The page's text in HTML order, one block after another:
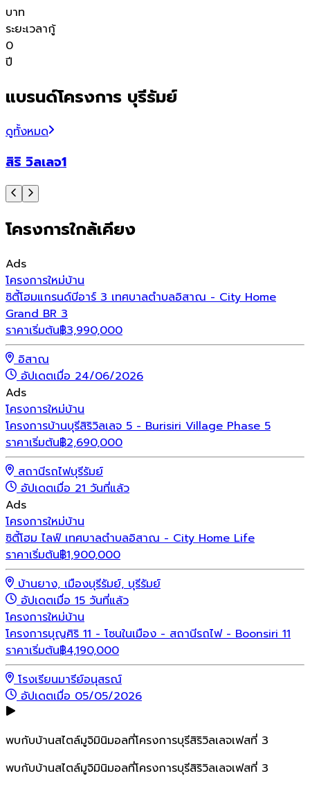
บาท
ระยะเวลากู้
0
ปี
แบรนด์โครงการ บุรีรัมย์
ดูทั้งหมด
สิริ วิลเลจ1
โครงการใกล้เคียง
Ads
โครงการใหม่บ้าน
ซิตี้โฮมแกรนด์บีอาร์ 3 เทศบาลตำบลอิสาณ - City Home
Grand BR 3
ราคาเริ่มต้น฿3,990,000
อิสาณ
อัปเดตเมื่อ 24/06/2026
Ads
โครงการใหม่บ้าน
โครงการบ้านบุรีสิริวิลเลจ 5 - Burisiri Village Phase 5
ราคาเริ่มต้น฿2,690,000
สถานีรถไฟบุรีรัมย์
อัปเดตเมื่อ 21 วันที่แล้ว
Ads
โครงการใหม่บ้าน
ซิตี้โฮม ไลฟ์ เทศบาลตำบลอิสาณ - City Home Life
ราคาเริ่มต้น฿1,900,000
บ้านยาง, เมืองบุรีรัมย์, บุรีรัมย์
อัปเดตเมื่อ 15 วันที่แล้ว
โครงการใหม่บ้าน
โครงการบุญศิริ 11 - โซนในเมือง - สถานีรถไฟ - Boonsiri 11
ราคาเริ่มต้น฿4,190,000
โรงเรียนมารีย์อนุสรณ์
อัปเดตเมื่อ 05/05/2026
พบกับบ้านสไตล์มูจิมินิมอลที่โครงการบุรีสิริวิลเลจเฟสที่ 3
พบกับบ้านสไตล์มูจิมินิมอลที่โครงการบุรีสิริวิลเลจเฟสที่ 3